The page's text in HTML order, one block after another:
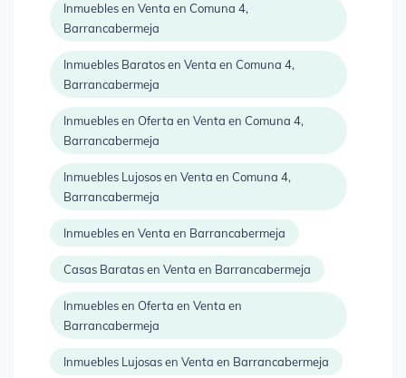
Inmuebles en Venta en Comuna 4,
Barrancabermeja
Inmuebles Baratos en Venta en Comuna 4,
Barrancabermeja
Inmuebles en Oferta en Venta en Comuna 4,
Barrancabermeja
Inmuebles Lujosos en Venta en Comuna 4,
Barrancabermeja
Inmuebles en Venta en Barrancabermeja
Casas Baratas en Venta en Barrancabermeja
Inmuebles en Oferta en Venta en
Barrancabermeja
Inmuebles Lujosas en Venta en Barrancabermeja